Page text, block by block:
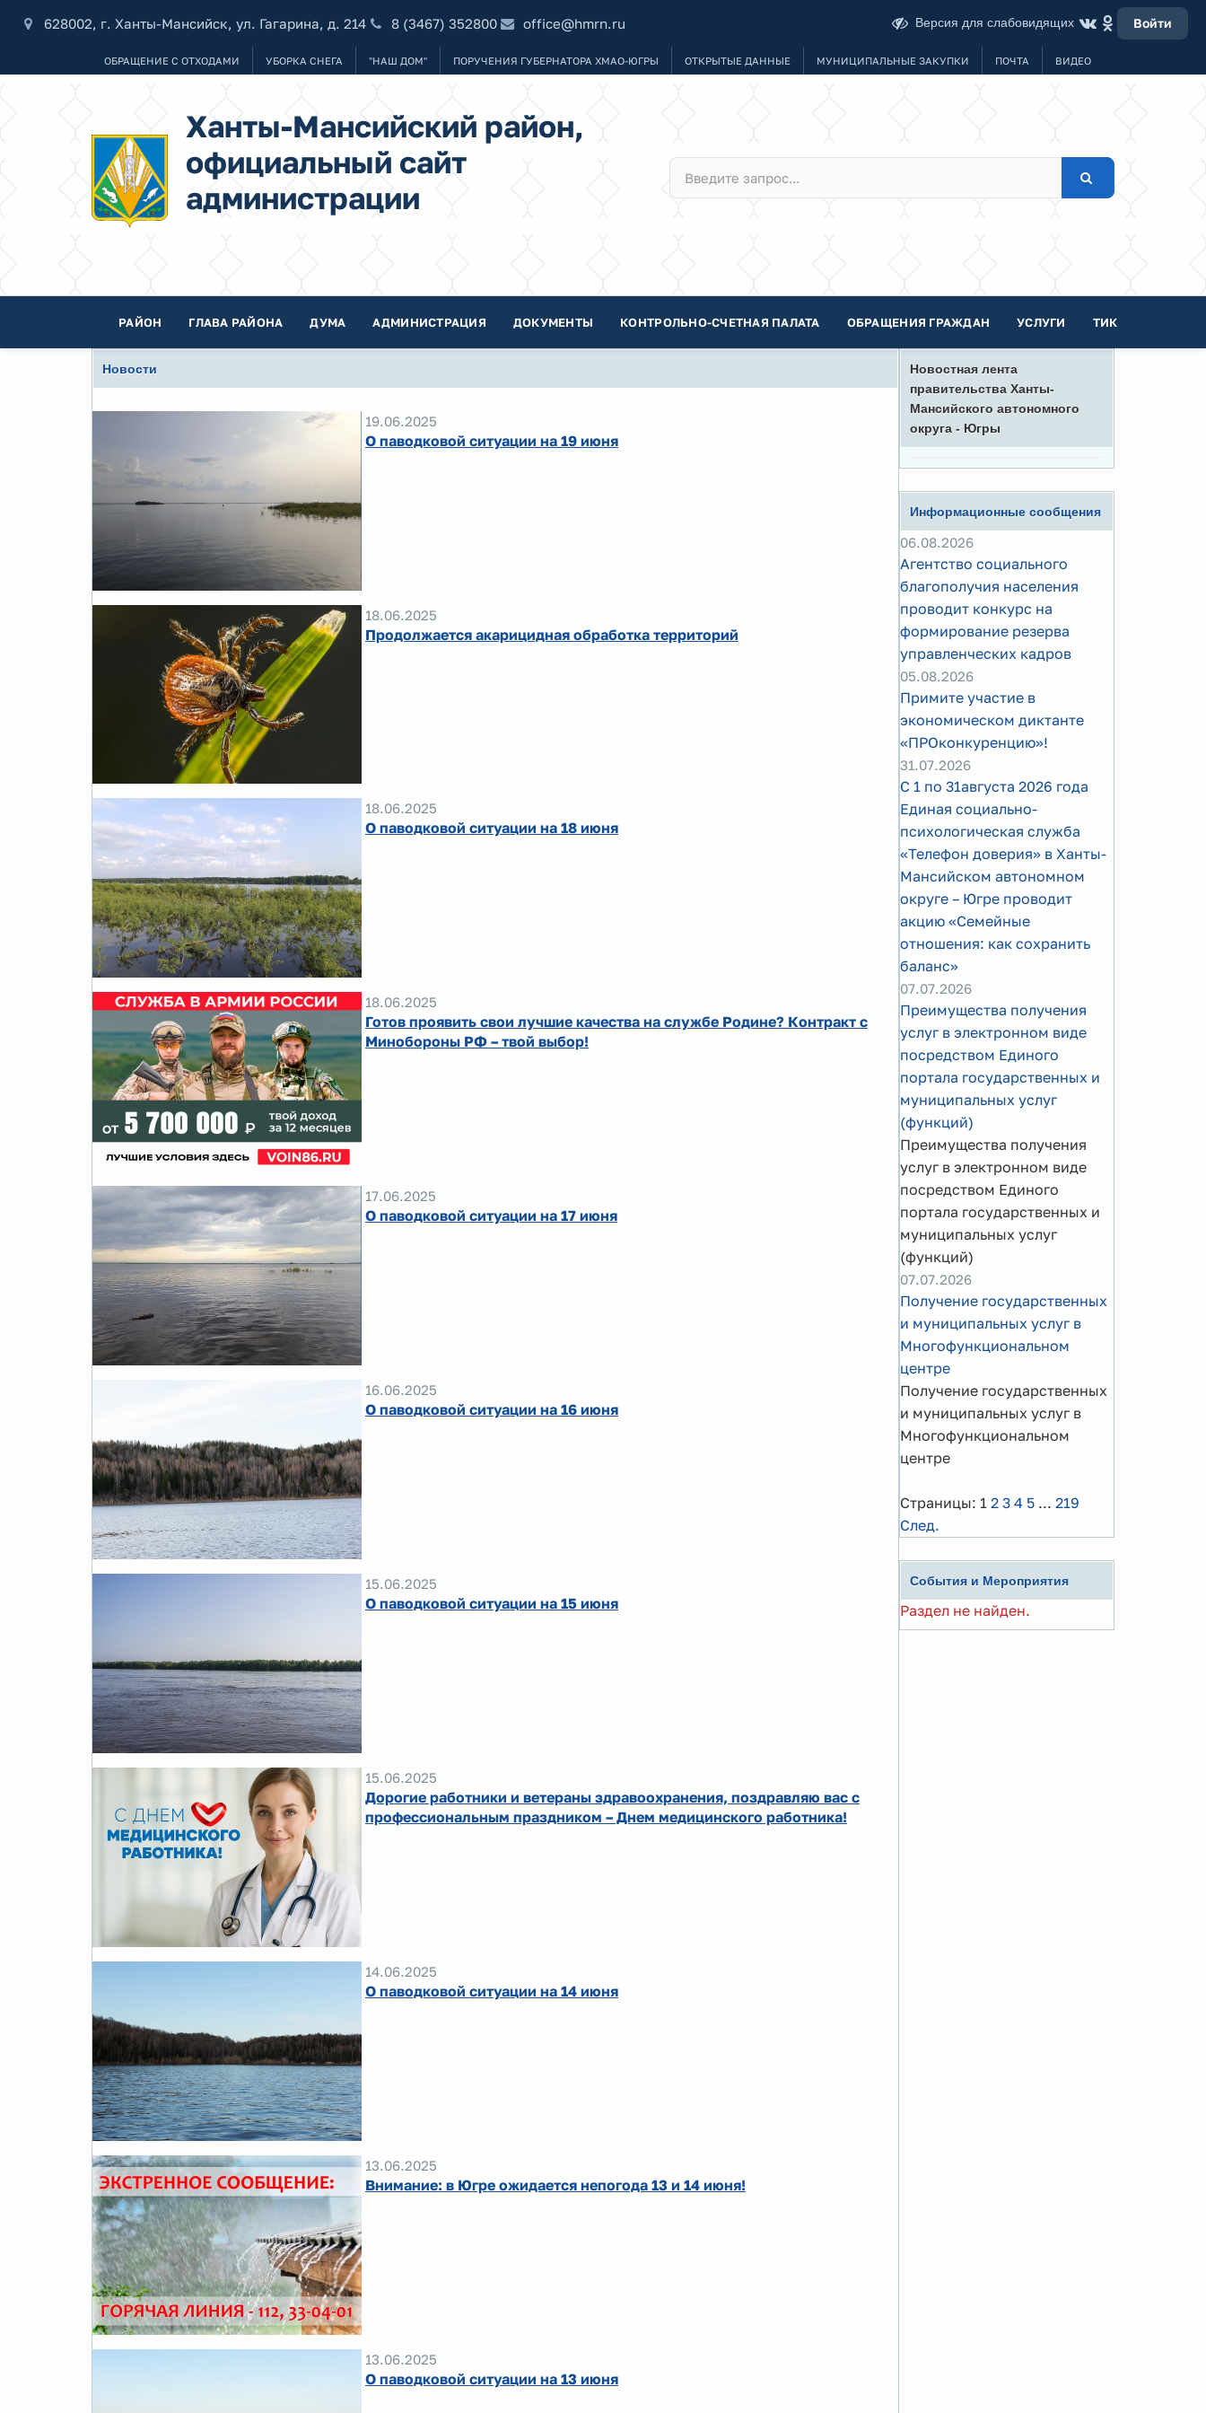
628002, г. Ханты-Мансийск, ул. Гагарина, д. 214 8 (3467) 352800 office@hmrn.ru Версия для слабовидящих Войти
ОБРАЩЕНИЕ С ОТХОДАМИ УБОРКА СНЕГА "НАШ ДОМ" ПОРУЧЕНИЯ ГУБЕРНАТОРА ХМАО-ЮГРЫ ОТКРЫТЫЕ ДАННЫЕ МУНИЦИПАЛЬНЫЕ ЗАКУПКИ ПОЧТА ВИДЕО
Ханты-Мансийский район,
официальный сайт
администрации
РАЙОН ГЛАВА РАЙОНА ДУМА АДМИНИСТРАЦИЯ ДОКУМЕНТЫ КОНТРОЛЬНО-СЧЕТНАЯ ПАЛАТА ОБРАЩЕНИЯ ГРАЖДАН УСЛУГИ ТИК
Новости
19.06.2025
О паводковой ситуации на 19 июня
18.06.2025
Продолжается акарицидная обработка территорий
18.06.2025
О паводковой ситуации на 18 июня
18.06.2025
Готов проявить свои лучшие качества на службе Родине? Контракт с
Минобороны РФ – твой выбор!
17.06.2025
О паводковой ситуации на 17 июня
16.06.2025
О паводковой ситуации на 16 июня
15.06.2025
О паводковой ситуации на 15 июня
15.06.2025
Дорогие работники и ветераны здравоохранения, поздравляю вас с
профессиональным праздником – Днем медицинского работника!
14.06.2025
О паводковой ситуации на 14 июня
13.06.2025
Внимание: в Югре ожидается непогода 13 и 14 июня!
13.06.2025
О паводковой ситуации на 13 июня
Новостная лента
правительства Ханты-
Мансийского автономного
округа - Югры
Информационные сообщения
06.08.2026
Агентство социального
благополучия населения
проводит конкурс на
формирование резерва
управленческих кадров
05.08.2026
Примите участие в
экономическом диктанте
«ПРОконкуренцию»!
31.07.2026
С 1 по 31августа 2026 года
Единая социально-
психологическая служба
«Телефон доверия» в Ханты-
Мансийском автономном
округе – Югре проводит
акцию «Семейные
отношения: как сохранить
баланс»
07.07.2026
Преимущества получения
услуг в электронном виде
посредством Единого
портала государственных и
муниципальных услуг
(функций)
Преимущества получения
услуг в электронном виде
посредством Единого
портала государственных и
муниципальных услуг
(функций)
07.07.2026
Получение государственных
и муниципальных услуг в
Многофункциональном
центре
Получение государственных
и муниципальных услуг в
Многофункциональном
центре
Страницы: 1 2 3 4 5 ... 219
След.
События и Мероприятия
Раздел не найден.